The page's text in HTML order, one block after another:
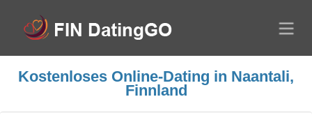
Kostenloses Online-Dating in Naantali,
Finnland